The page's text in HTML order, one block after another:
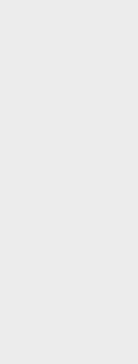
članak 25. stavak 1.
25. stavak 1. Zakon
članak 25. stavak 1.
d.o.o. članak 25.
– Robni
Zakon o željeznici.pdf
25. stavak 1. Zakon
d.o.o. članak 25.
Viškovo.pdf
županije.pdf